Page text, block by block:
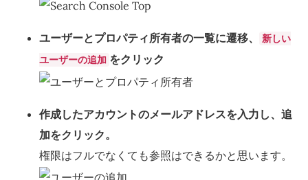
ユーザーとプロパティ所有者の一覧に遷移、
新しい
ユーザーの追加 をクリック
作成したアカウントのメールアドレスを入力し、追
加をクリック。
権限はフルでなくても参照はできるかと思います。